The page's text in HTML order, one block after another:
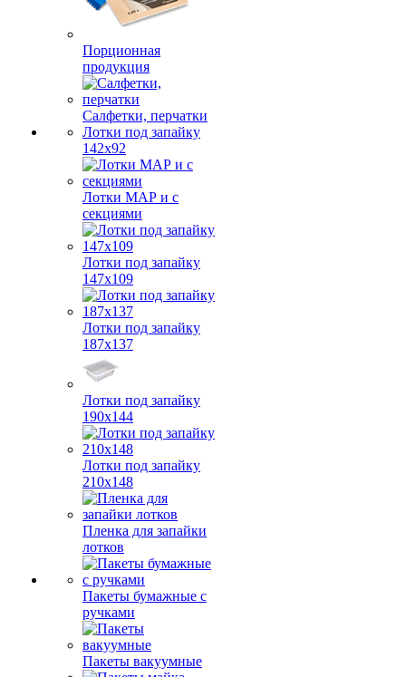
Порционная
продукция
Салфетки, перчатки
Лотки под запайку
142х92
Лотки МАР и с
секциями
Лотки под запайку
147х109
Лотки под запайку
187х137
Лотки под запайку
190х144
Лотки под запайку
210х148
Пленка для запайки
лотков
Пакеты бумажные с
ручками
Пакеты вакуумные